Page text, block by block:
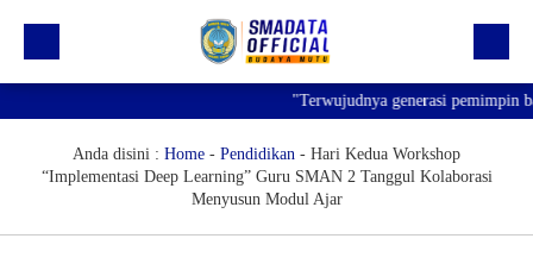
Prestasi
"Terwujudnya generasi pemimpin
Anda disini : Home - Pendidikan - Hari Kedua Workshop
“Implementasi Deep Learning” Guru SMAN 2 Tanggul Kolaborasi
Menyusun Modul Ajar